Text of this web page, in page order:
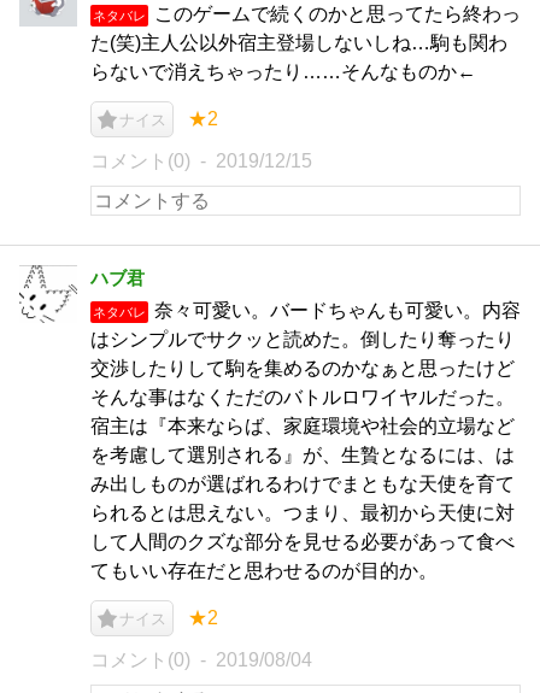
ネタバレ
このゲームで続くのかと思ってたら終わっ
た(笑)主人公以外宿主登場しないしね…駒も関わ
らないで消えちゃったり……そんなものか←
ナイス ★2
コメント(0) 2019/12/15
ハブ君
ネタバレ
奈々可愛い。バードちゃんも可愛い。内容
はシンプルでサクッと読めた。倒したり奪ったり
交渉したりして駒を集めるのかなぁと思ったけど
そんな事はなくただのバトルロワイヤルだった。
宿主は『本来ならば、家庭環境や社会的立場など
を考慮して選別される』が、生贄となるには、は
み出しものが選ばれるわけでまともな天使を育て
られるとは思えない。つまり、最初から天使に対
して人間のクズな部分を見せる必要があって食べ
てもいい存在だと思わせるのが目的か。
ナイス ★2
コメント(0) 2019/08/04